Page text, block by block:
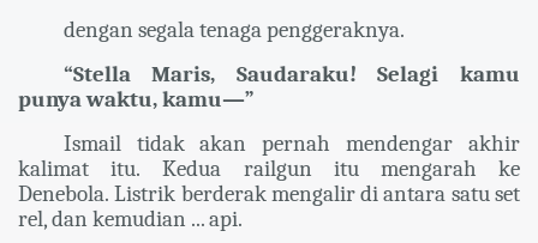
dengan segala tenaga penggeraknya.
“Stella Maris, Saudaraku! Selagi kamu
punya waktu, kamu—”
Ismail tidak akan pernah mendengar akhir
kalimat itu. Kedua railgun itu mengarah ke
Denebola. Listrik berderak mengalir di antara satu set
rel, dan kemudian ... api.